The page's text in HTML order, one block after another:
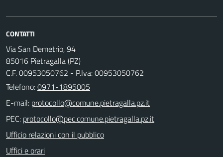
CONTATTI
Via San Demetrio, 94
85016 Pietragalla (PZ)
C.F. 00953050762 - P.Iva: 00953050762
Telefono:0971-1895005
E-mail:
PEC:
Ufficio relazioni con il pubblico
Uffici e orari